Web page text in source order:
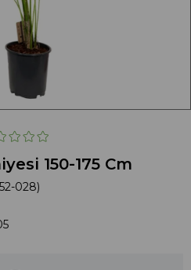
150-175 Cm
028)